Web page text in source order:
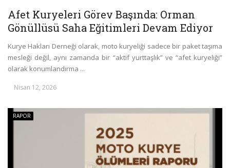
Afet Kuryeleri Görev Başında: Orman
Gönüllüsü Saha Eğitimleri Devam Ediyor
Kurye Hakları Derneği olarak, moto kuryeliği sadece bir paket taşıma
mesleği değil, aynı zamanda bir “aktif yurttaşlık” ve “afet kuryeliği”
olarak konumlandırma ...
Nisan 12, 2026
RAPOR